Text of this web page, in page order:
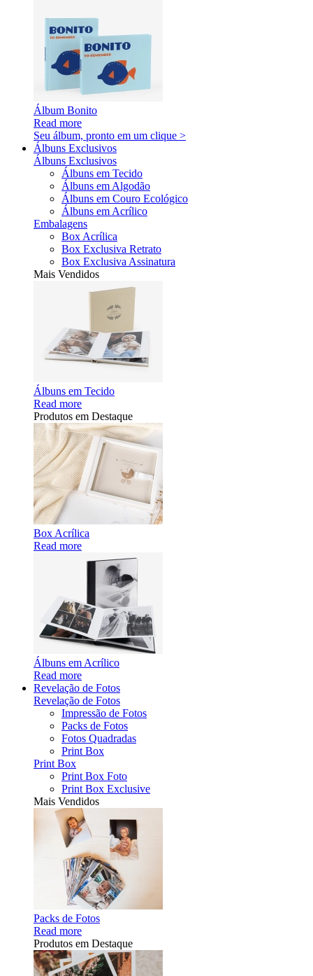
Álbum Bonito
Read more
Seu álbum, pronto em um clique >
Álbuns Exclusivos
Álbuns Exclusivos
Álbuns em Tecido
Álbuns em Algodão
Álbuns em Couro Ecológico
Álbuns em Acrílico
Embalagens
Box Acrílica
Box Exclusiva Retrato
Box Exclusiva Assinatura
Mais Vendidos
Álbuns em Tecido
Read more
Produtos em Destaque
Box Acrílica
Read more
Álbuns em Acrílico
Read more
Revelação de Fotos
Revelação de Fotos
Impressão de Fotos
Packs de Fotos
Fotos Quadradas
Print Box
Print Box
Print Box Foto
Print Box Exclusive
Mais Vendidos
Packs de Fotos
Read more
Produtos em Destaque